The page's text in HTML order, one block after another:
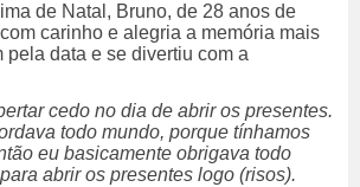
de Natal, Bruno, de 28 anos de
carinho e alegria a memória mais
pela data e se divertiu com a
cedo no dia de abrir os presentes.
todo mundo, porque tínhamos
eu basicamente obrigava todo
abrir os presentes logo (risos).